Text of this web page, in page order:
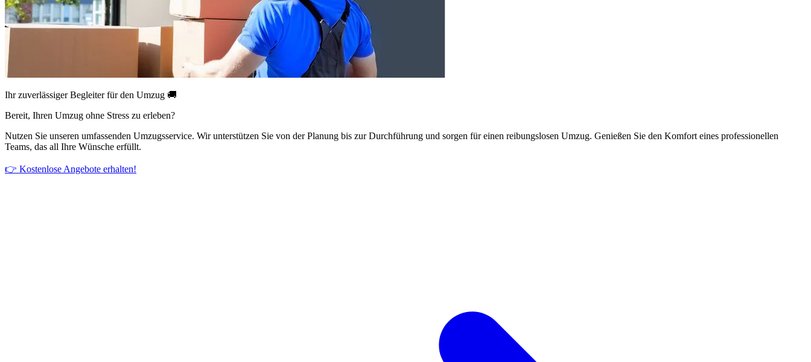
Ihr zuverlässiger Begleiter für den Umzug 🚚
Bereit, Ihren Umzug ohne Stress zu erleben?
Nutzen Sie unseren umfassenden Umzugsservice. Wir unterstützen Sie von der Planung bis zur Durchführung und sorgen für einen reibungslosen Umzug. Genießen Sie den Komfort eines professionellen
Teams, das all Ihre Wünsche erfüllt.
👉 Kostenlose Angebote erhalten!